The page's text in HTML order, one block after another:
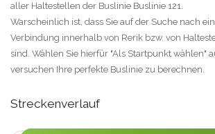
aller Haltestellen der Buslinie Buslinie 121.
Warscheinlich ist, dass Sie auf der Suche nach
Verbindung innerhalb von Rerik bzw. von
sind. Wählen Sie hierfür "Als Startpunkt wählen"
versuchen Ihre perfekte Buslinie zu berechnen.
Streckenverlauf